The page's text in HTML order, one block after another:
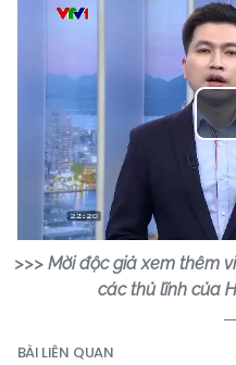
>>> Mời độc giả xem thêm
các thủ lĩnh của
BÀI LIÊN QUAN